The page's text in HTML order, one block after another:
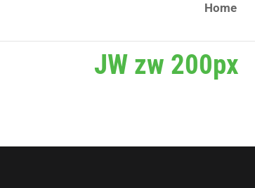
Home
JW zw 200px